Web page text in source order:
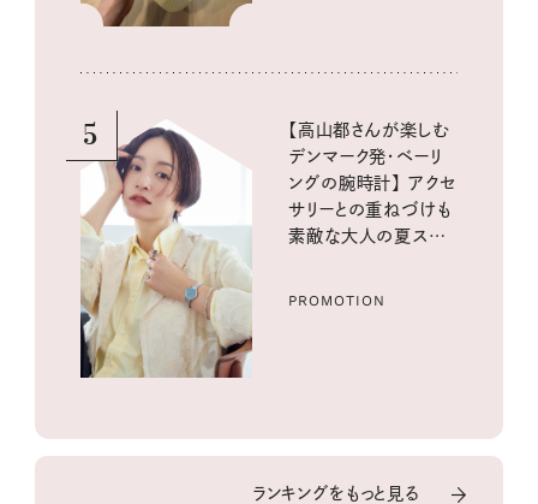
5
【高山都さんが楽しむ
デンマーク発・ベーリ
ングの腕時計】 アクセ
サリーとの重ねづけも
素敵な大人の夏スタイ
PROMOTION
ランキングをもっと見る